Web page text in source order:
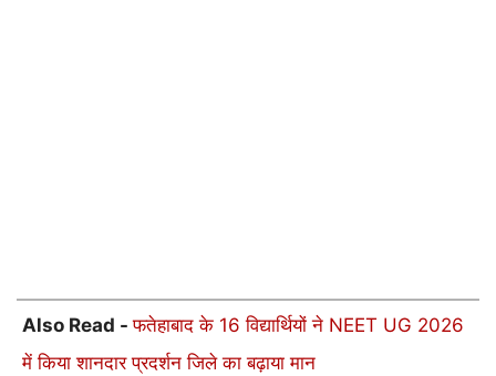
Also Read -फतेहाबाद के 16 विद्यार्थियों ने NEET UG 2026
में किया शानदार प्रदर्शन जिले का बढ़ाया मान